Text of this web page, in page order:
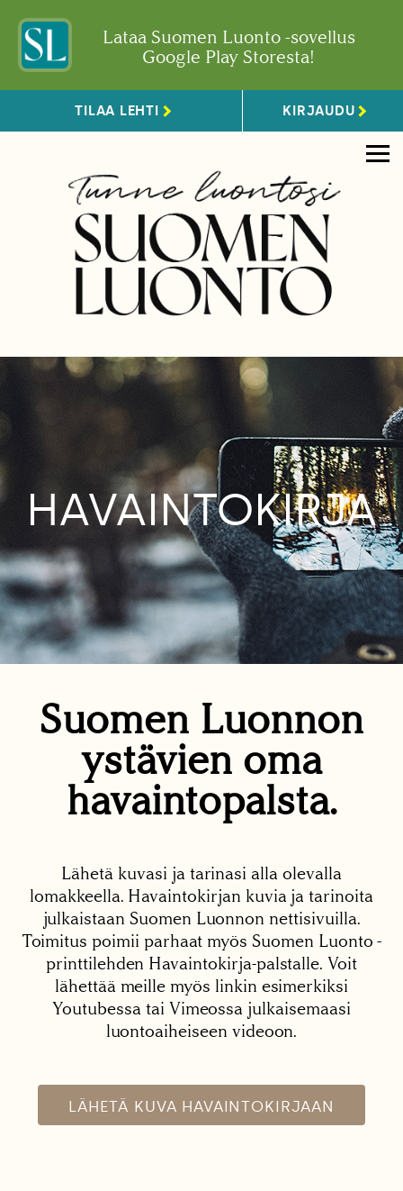
Lataa Suomen Luonto -sovellus
Google Play Storesta!
TILAA LEHTI KIRJAUDU
HAVAINTOKIRJA
Suomen Luonnon
ystävien oma
havaintopalsta.
Lähetä kuvasi ja tarinasi alla olevalla
lomakkeella. Havaintokirjan kuvia ja tarinoita
julkaistaan Suomen Luonnon nettisivuilla.
Toimitus poimii parhaat myös Suomen Luonto -
printtilehden Havaintokirja-palstalle. Voit
lähettää meille myös linkin esimerkiksi
Youtubessa tai Vimeossa julkaisemaasi
luontoaiheiseen videoon.
LÄHETÄ KUVA HAVAINTOKIRJAAN